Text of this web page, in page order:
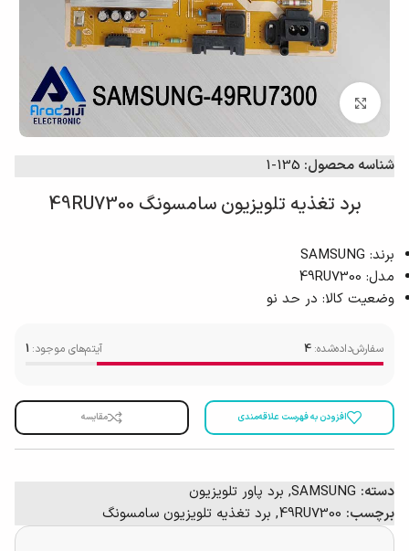
برای بزرگ‌نمایی کلیک کنید
شناسه محصول: 135-1
برد تغذیه تلویزیون سامسونگ 49RU7300
برند: SAMSUNG
مدل: 49RU7300
وضعیت کالا: در حد نو
سفارش‌داده‌شده: 4 آیتم‌های موجود: 1
افزودن به فهرست علاقه‌مندی مقایسه
دسته: SAMSUNG
, برد پاور تلویزیون
برچسب: 49RU7300
, برد تغذیه تلویزیون سامسونگ